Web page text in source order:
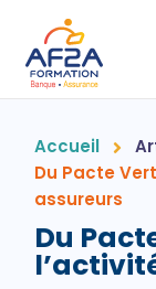
Accueil
Du Pacte
assureurs
Du